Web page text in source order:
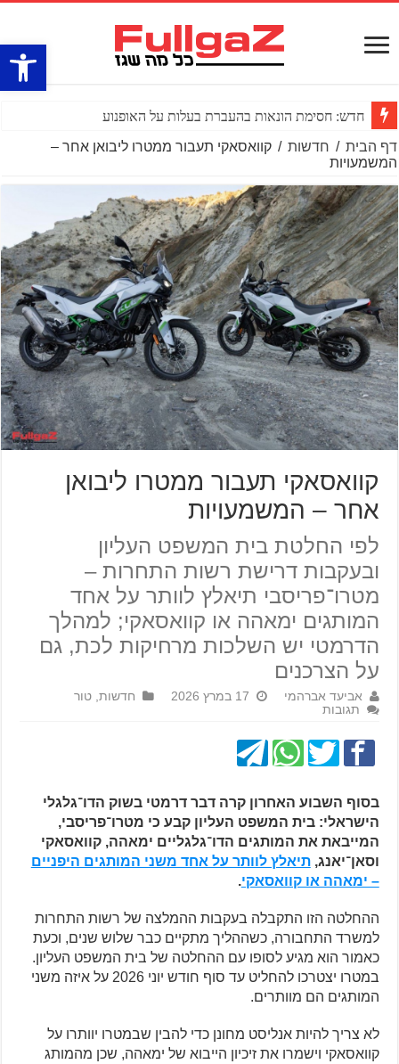
פתח
חדש: חסימת הונאות בהעברת בעלות על האופנוע
דף הבית / חדשות / קוואסאקי תעבור ממטרו ליבואן אחר –
המשמעויות
קוואסאקי תעבור ממטרו ליבואן
אחר – המשמעויות
לפי החלטת בית המשפט העליון
ובעקבות דרישת רשות התחרות –
מטרו־פריסבי תיאלץ לוותר על אחד
המותגים ימאהה או קוואסאקי; למהלך
הדרמטי יש השלכות מרחיקות לכת, גם
על הצרכנים
אביעד אברהמי 17 במרץ 2026 חדשות ,טור
תגובות
בסוף השבוע האחרון קרה דבר דרמטי בשוק הדו־גלגלי
הישראלי: בית המשפט העליון קבע כי מטרו־פריסבי,
המייבאת את המותגים הדו־גלגליים ימאהה, קוואסאקי
וסאן־יאנג,תיאלץ לוותר על אחד משני המותגים היפניים
– ימאהה או קוואסאקי.
ההחלטה הזו התקבלה בעקבות ההמלצה של רשות התחרות
למשרד התחבורה, כשההליך מתקיים כבר שלוש שנים, וכעת
כאמור הוא מגיע לסופו עם ההחלטה של בית המשפט העליון.
במטרו יצטרכו להחליט עד סוף חודש יוני 2026 על איזה משני
המותגים הם מוותרים.
לא צריך להיות אנליסט מחונן כדי להבין שבמטרו יוותרו על
קוואסאקי וישמרו את זיכיון הייבוא של ימאהה, שכן מהמותג